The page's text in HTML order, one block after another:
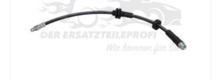
Smart Ersatzteile
Suzuki Ersatzteile